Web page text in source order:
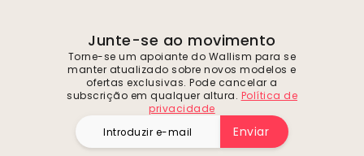
Junte-se ao movimento
Torne-se um apoiante do Wallism para se
manter atualizado sobre novos modelos e
ofertas exclusivas. Pode cancelar a
subscrição em qualquer altura. Política de
privacidade
Enviar